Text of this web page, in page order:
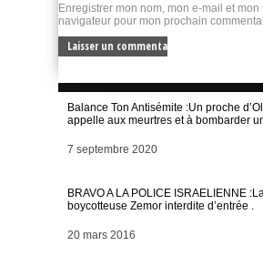
Enregistrer mon nom, mon e-mail et mon
navigateur pour mon prochain
Balance Ton Antisémite :Un proche
appelle aux meurtres et à bombarder
Date
7 septembre 2020
BRAVO A LA POLICE ISRAELIENNE
boycotteuse Zemor interdite d’entrée .
Date
20 mars 2016